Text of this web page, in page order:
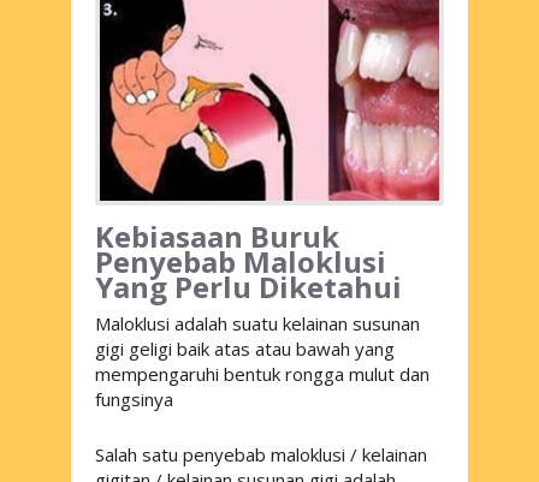
Kebiasaan Buruk
Penyebab Maloklusi
Yang Perlu Diketahui
Maloklusi adalah suatu kelainan susunan
gigi geligi baik atas atau bawah yang
mempengaruhi bentuk rongga mulut dan
fungsinya
Salah satu penyebab maloklusi / kelainan